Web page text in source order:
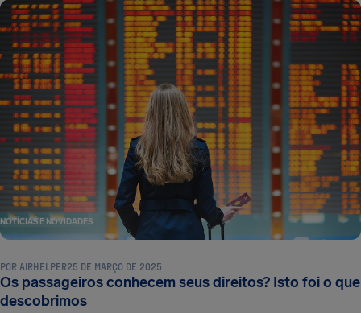
NOTÍCIAS E NOVIDADES
POR AIRHELPER25 DE MARÇO DE 2025
Os passageiros conhecem seus direitos? Isto foi o que
descobrimos
NOTÍCIAS E NOVIDADES